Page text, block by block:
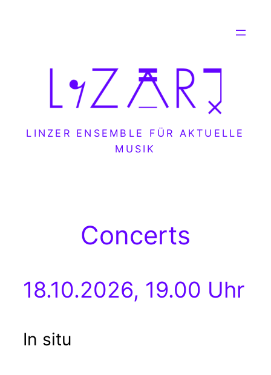
LINZER ENSEMBLE FÜR AKTUELLE
MUSIK
Concerts
18.10.2026, 19.00 Uhr
In situ